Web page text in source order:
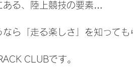
ある、陸上競技の要素…
なら「走る楽しさ」を知って
CLUBです。